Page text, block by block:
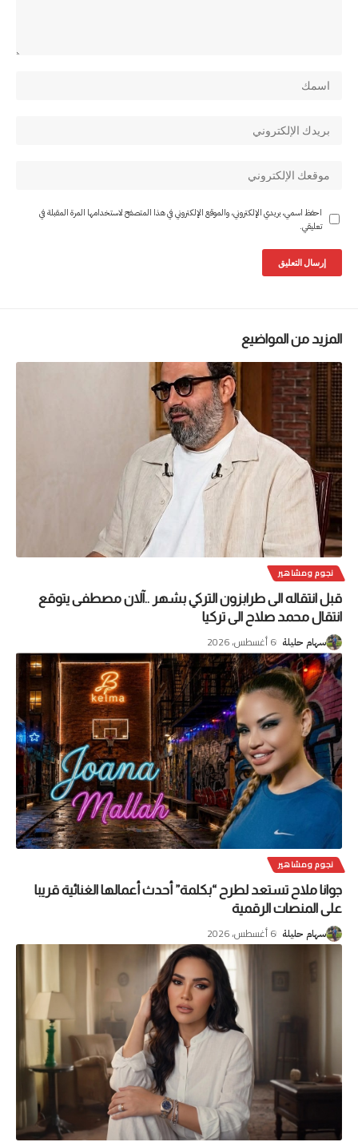
احفظ اسمي، بريدي الإلكتروني، والموقع الإلكتروني في هذا المتصفح لاستخدامها المرة المقبلة في
تعليقي.
المزيد من المواضيع
نجوم ومشاهير
قبل انتقاله الى طرابزون التركي بشهر ..آلان مصطفى يتوقع
انتقال محمد صلاح الى تركيا
سهام حليلة 6 أغسطس، 2026
نجوم ومشاهير
جوانا ملاح تستعد لطرح “بكلمة” أحدث أعمالها الغنائية قريبا
على المنصات الرقمية
سهام حليلة 6 أغسطس، 2026